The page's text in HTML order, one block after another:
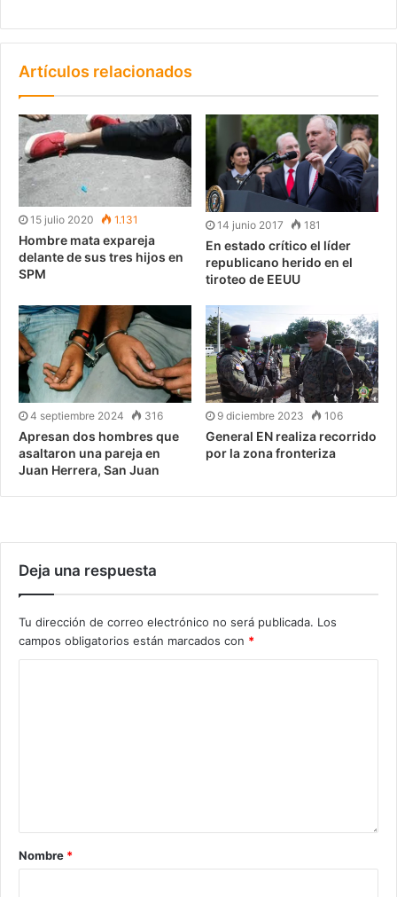
Artículos relacionados
15 julio 2020 1.131
Hombre mata expareja
delante de sus tres hijos en
SPM
14 junio 2017 181
En estado crítico el líder
republicano herido en el
tiroteo de EEUU
4 septiembre 2024 316
Apresan dos hombres que
asaltaron una pareja en
Juan Herrera, San Juan
9 diciembre 2023 106
General EN realiza recorrido
por la zona fronteriza
Deja una respuesta
Tu dirección de correo electrónico no será publicada. Los
campos obligatorios están marcados con *
Nombre *